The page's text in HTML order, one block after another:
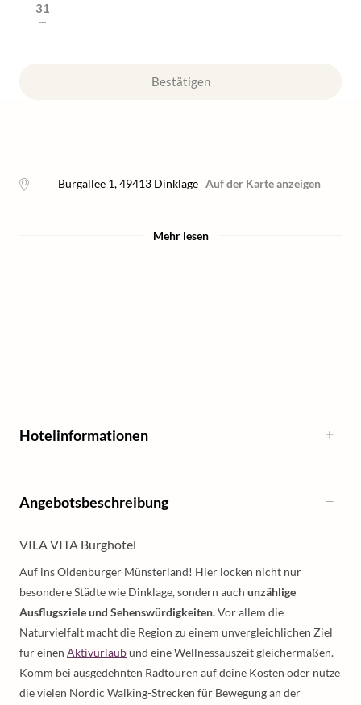
31
---
Bestätigen
Burgallee 1,49413 Dinklage Auf der Karte anzeigen
Mehr lesen
Hotelinformationen
Angebotsbeschreibung
VILA VITA Burghotel
Auf ins Oldenburger Münsterland! Hier locken nicht nur
besondere Städte wie Dinklage, sondern auch unzählige
Ausflugsziele und Sehenswürdigkeiten.Vor allem die
Naturvielfalt macht die Region zu einem unvergleichlichen Ziel
für einen Aktivurlaubund eine Wellnessauszeit gleichermaßen.
Komm bei ausgedehnten Radtouren auf deine Kosten oder nutze
die vielen Nordic Walking-Strecken für Bewegung an der